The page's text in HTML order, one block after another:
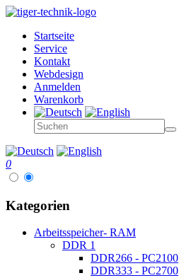
Startseite
Service
Kontakt
Webdesign
Anmelden
Warenkorb
0
Kategorien
Arbeitsspeicher- RAM
DDR 1
DDR266 - PC2100
DDR333 - PC2700